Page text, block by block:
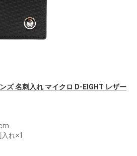
名刺入れ マイクロ D-EIGHT レザー
れ×1